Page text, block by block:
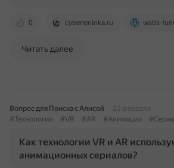
0 cyberleninka.ru wsbs-
Читать далее
Вопрос для Поиска с Алисой
22 февраля
#Технологии
#VR #AR #Анимация
Как технологии VR и AR
анимационных сериалов?